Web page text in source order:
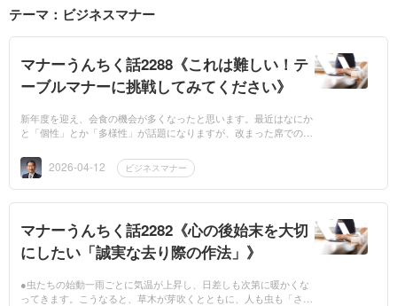
テーマ：ビジネスマナー
マナーうんちく話2288《これは難しい！テ
ーブルマナーに挑戦してみてください》
新年度を迎え、会食の機会が多くなったと思います。最近はなにか
と「個性」とか「多様性」が話題になりますが、改まった席でのテ
そうするのか？...
2026-04-12 ビジネスマナー
マナーうんちく話2282《心の後始末を大切
にしたい「誠実な去り際の作法」》
●虫たちの始動一雨ごとに気温が上昇し、日差しも次第に暖かくな
ってきます。こうなると、草木が芽吹くとともに、人も虫も「さ